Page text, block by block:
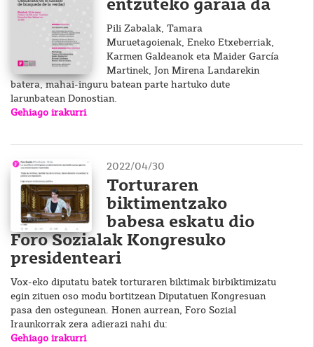
entzuteko garaia da
Pili Zabalak, Tamara
Muruetagoienak, Eneko Etxeberriak,
Karmen Galdeanok eta Maider García
Martinek, Jon Mirena Landarekin
batera, mahai-inguru batean parte hartuko dute
larunbatean Donostian.
Gehiago irakurri
2022/04/30
Torturaren
biktimentzako
babesa eskatu dio
Foro Sozialak Kongresuko
presidenteari
Vox-eko diputatu batek torturaren biktimak birbiktimizatu
egin zituen oso modu bortitzean Diputatuen Kongresuan
pasa den ostegunean. Honen aurrean, Foro Sozial
Iraunkorrak zera adierazi nahi du:
Gehiago irakurri